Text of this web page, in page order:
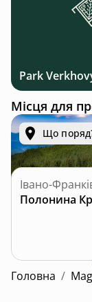
Місця для
Що
Івано-
Полонина
Головна /